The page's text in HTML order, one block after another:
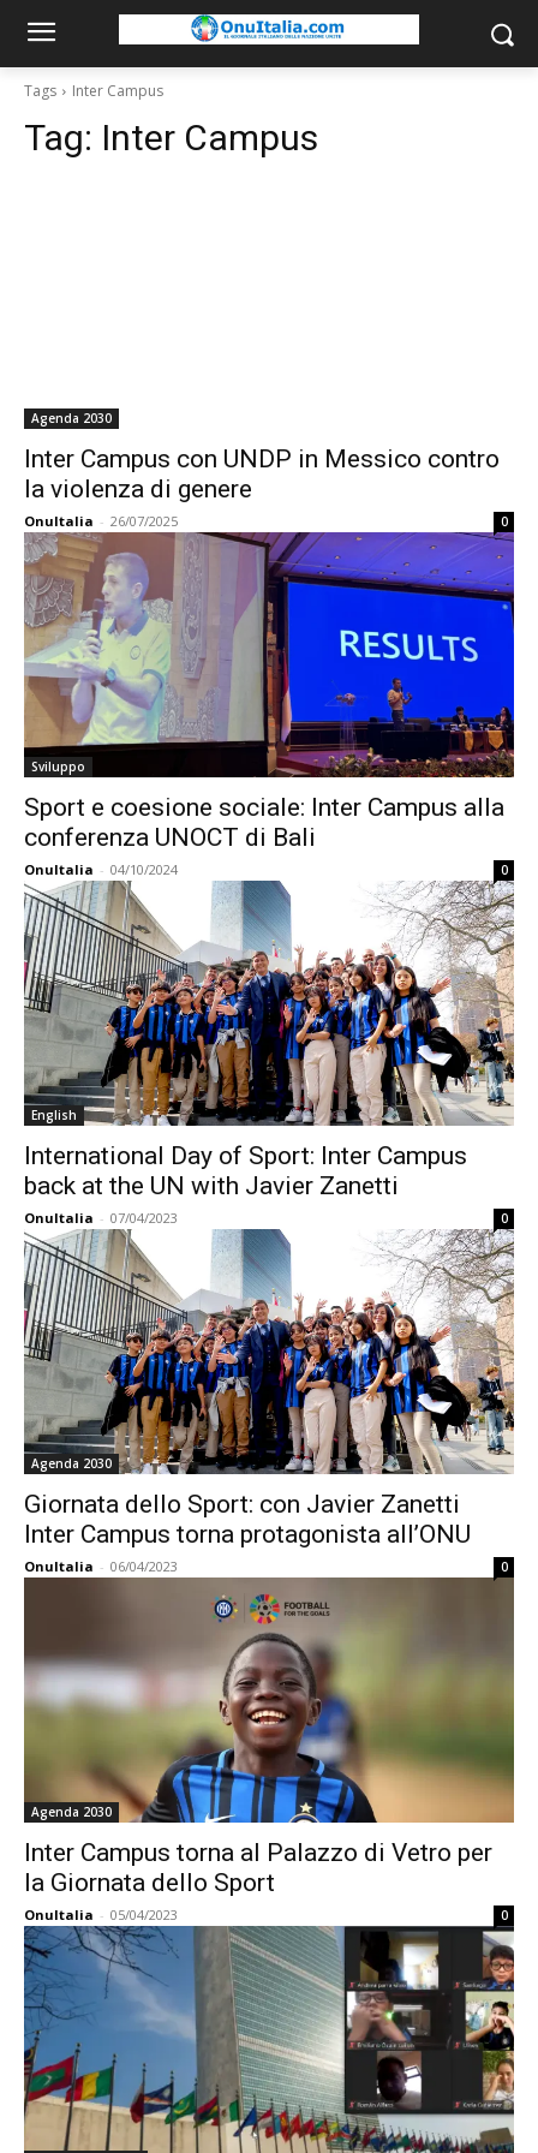
Tags Inter Campus
Tag: Inter Campus
Agenda 2030
Inter Campus con UNDP in Messico contro
la violenza di genere
OnuItalia - 26/07/2025 0
Sviluppo
Sport e coesione sociale: Inter Campus alla
conferenza UNOCT di Bali
OnuItalia - 04/10/2024 0
English
International Day of Sport: Inter Campus
back at the UN with Javier Zanetti
OnuItalia - 07/04/2023 0
Agenda 2030
Giornata dello Sport: con Javier Zanetti
Inter Campus torna protagonista all’ONU
OnuItalia - 06/04/2023 0
Agenda 2030
Inter Campus torna al Palazzo di Vetro per
la Giornata dello Sport
OnuItalia - 05/04/2023 0